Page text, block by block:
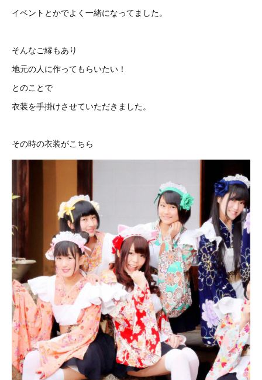
イベントとかでよく一緒になってました。
そんなご縁もあり
地元の人に作ってもらいたい！
とのことで
衣装を手掛けさせていただきました。
その時の衣装がこちら